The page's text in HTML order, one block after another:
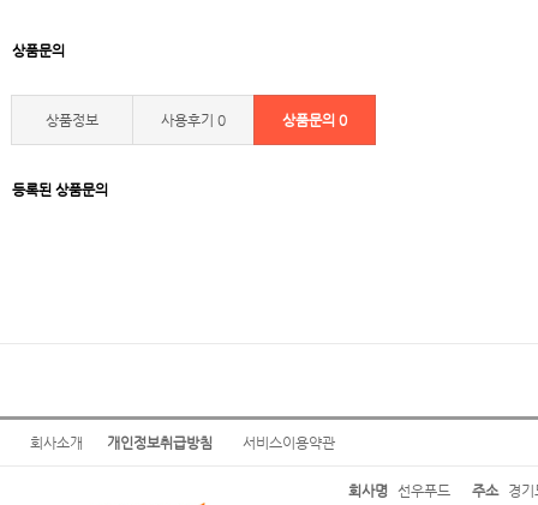
상품문의
상품정보 사용후기 0 상품문의 0
등록된 상품문의
회사소개 개인정보취급방침 서비스이용약관
회사명 선우푸드 주소 경